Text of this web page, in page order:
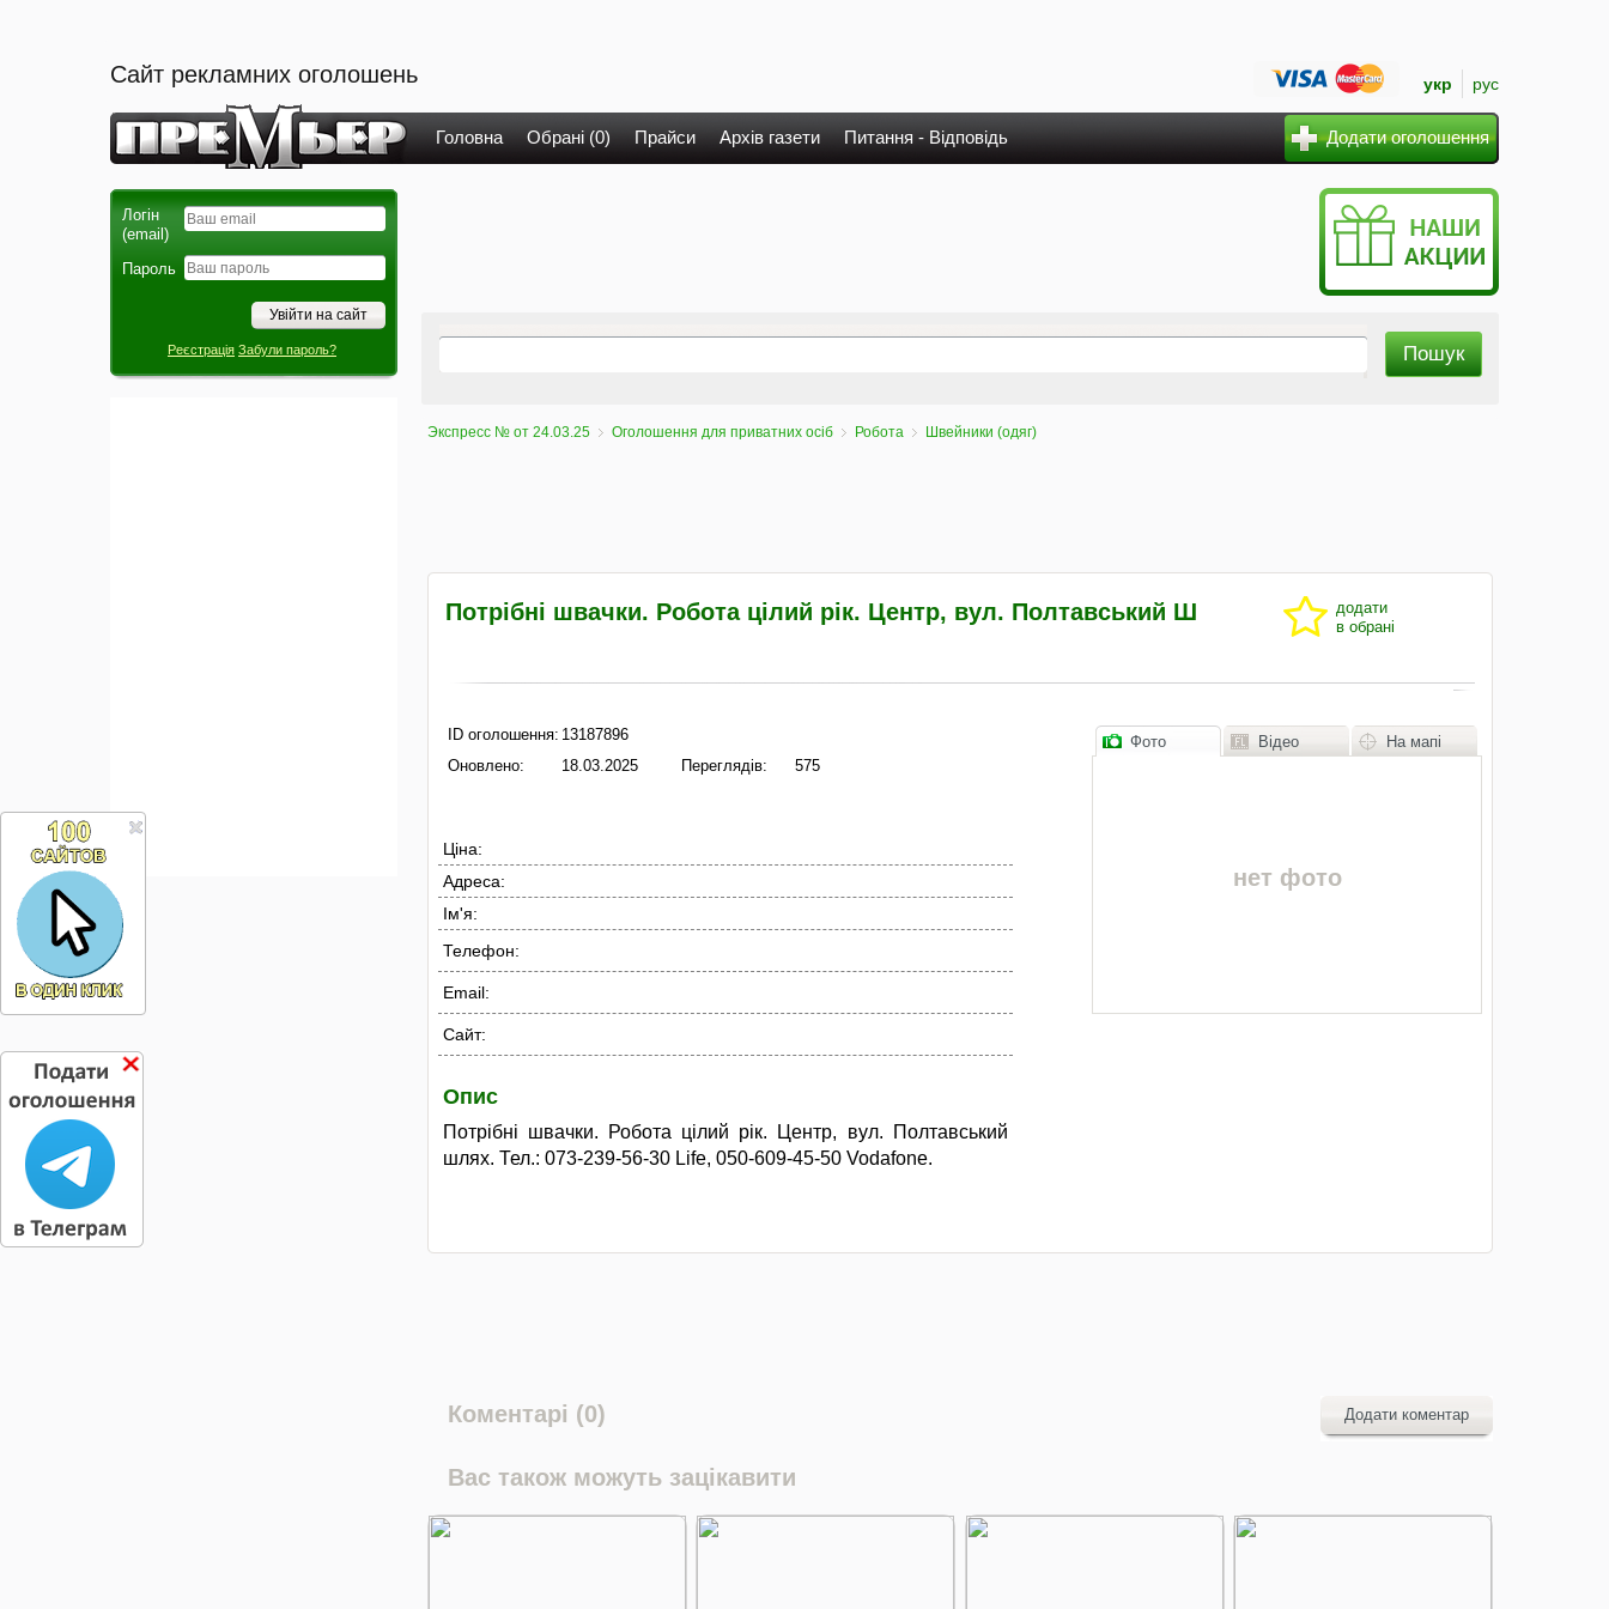
Сайт рекламних оголошень укр рус
Головна Обрані (0) Прайси Архів газети Питання - Відповідь Додати оголошення
Логін
(email)
Пароль
Реєстрація Забули пароль?
Экспресс № от 24.03.25 Оголошення для приватних осіб Робота Швейники (одяг)
Потрібні швачки. Робота цілий рік. Центр, вул. Полтавський Ш
додати
в обрані
ID оголошення: 13187896
Оновлено:
18.03.2025 Переглядів: 575
Ціна:
Адреса:
Ім'я:
Телефон:
Email:
Сайт:
Опис
Потрібні швачки. Робота цілий рік. Центр, вул. Полтавський
шлях. Тел.: 073-239-56-30 Life, 050-609-45-50 Vodafone.
Фото Відео На мапі
нет фото
Коментарі (0) Додати коментар
Вас також можуть зацікавити